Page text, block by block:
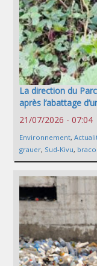
La direction du
après l’abattage
21/07/2026 - 07:04
Environnement,
grauer, Sud-Kivu,